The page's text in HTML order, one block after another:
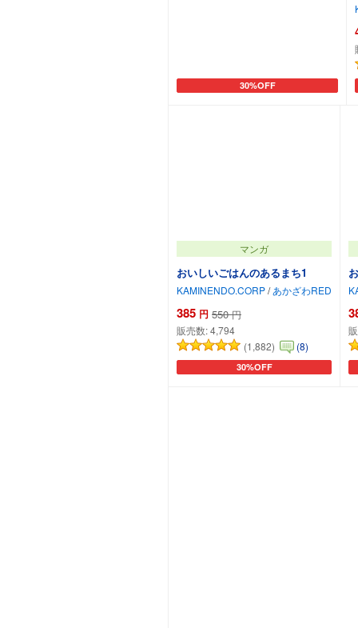
30%OFF
カートに追加
マンガ
おいしいごはんのあるまち1
KAMINENDO.CORP/ あかざわRED
385 円 550 円
販売数:4,794
(1,882)
(8)
30%OFF
カートに追加